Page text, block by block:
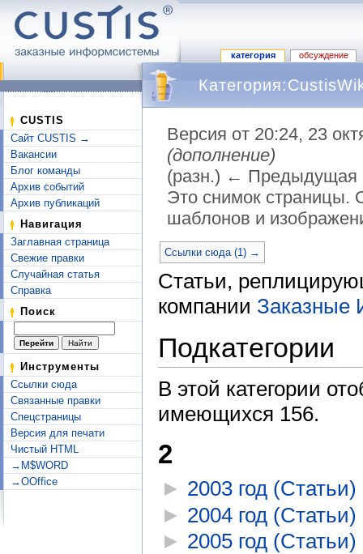
категория обсуждение
CUSTIS
Сайт CUSTIS →
Вакансии
Блог команды
Архив событий
Архив публикаций
Навигация
Заглавная страница
Свежие правки
Случайная статья
Справка
Поиск
Инструменты
Ссылки сюда
Связанные правки
Спецстраницы
Версия для печати
Чистый HTML
→M$WORD
→OOffice
Версия от 20:24, 23
(дополнение)
(разн.) ← Предыдущая
Это снимок страницы.
шаблонов и
Ссылки сюда (1) →
Статьи,
компании
Подкатегории
В этой категории
имеющихся 156.
2
► 2003 год (Статьи)
► 2004 год (Статьи)
► 2005 год (Статьи)